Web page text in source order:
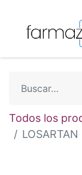
Todos los